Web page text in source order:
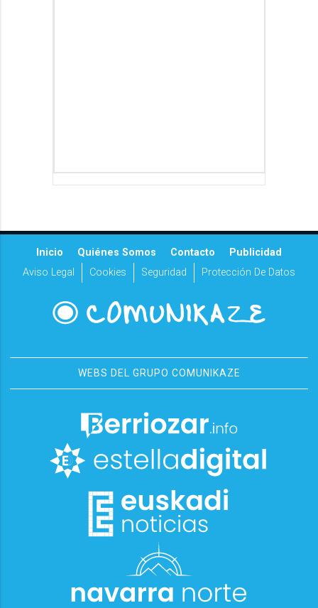
Inicio Quiénes Somos Contacto
Publicidad
Aviso Legal
Cookies Seguridad Protección De Datos
WEBS DEL GRUPO COMUNIKAZE